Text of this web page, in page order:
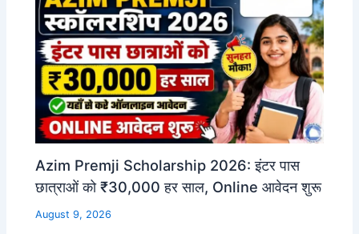
Azim Premji Scholarship 2026: इंटर पास
छात्राओं को ₹30,000 हर साल, Online आवेदन शुरू
August 9, 2026